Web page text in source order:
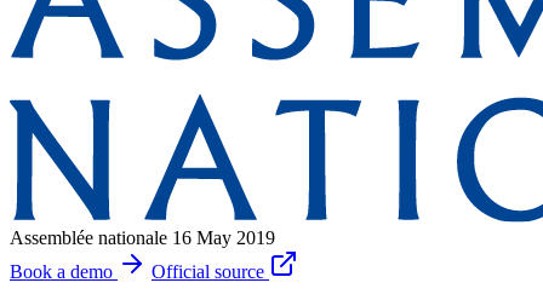
Assemblée nationale 16 May 2019
Book a demo
Official source